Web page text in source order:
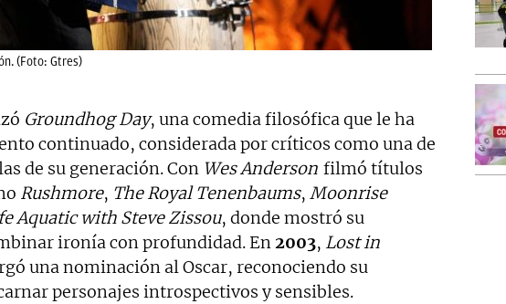
(Foto: Gtres)
Groundhog Day, una comedia filosófica que le ha
continuado, considerada por críticos como una de
de su generación. Con Wes Anderson filmó títulos
Rushmore, The Royal Tenenbaums, Moonrise
Aquatic with Steve Zissou, donde mostró su
ironía con profundidad. En2003, Lost in
una nominación al Oscar, reconociendo su
personajes introspectivos y sensibles.